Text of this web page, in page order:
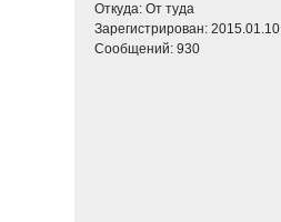
Откуда:От туда
Зарегистрирован:2015.01.10
Сообщений:930